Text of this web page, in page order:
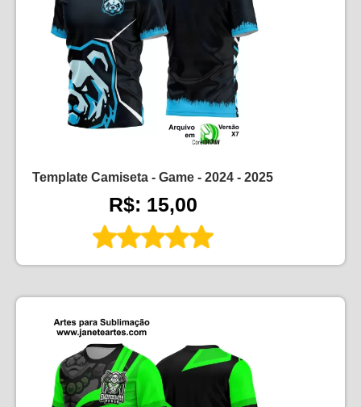
Template Camiseta - Game - 2024 - 2025
R$: 15,00